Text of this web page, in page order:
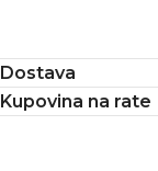
Dostava
Kupovina na rate